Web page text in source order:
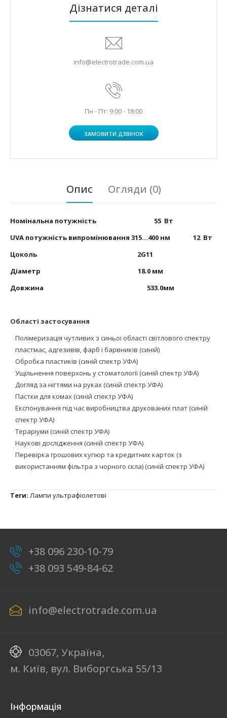
Дізнатися деталі
info@electrotrade.com.ua
Пн - Пт: 9:00 - 18:00
ЗАМОВИТИ ДЗВІНОК
Опис Огляди (0)
Номінальна потужність 55 Вт
UVA потужність випромінювання 315...400 нм 12 Вт
Цоколь 2G11
Діаметр 18.0 мм
Довжина 533.0мм
Області застосування
Полімеризація чутливих з синьої області світлового спектру
пластмас, адгезивів, фарб і барвників (синій)
Обробка пластиків (синій спектр УФА)
Ущільнення поверхонь у стоматології (синій спектр УФА)
Догляд за нігтями на руках (синій спектр УФА)
Пастки для комах (синій спектр УФА)
Експонування під час виробництва друкованих плат (синій
спектр УФА)
Тераріуми (синій спектр УФА)
Наукові дослідження (синій спектр УФА)
Перевірка грошових купюр та кредитних карток (з
використанням фільтра з чорного скла) (синій спектр УФА)
Теги: Лампи ультрафіолетові
+38 096 230-10-79
+38 093 549-84-62
info@electrotrade.com.ua
03067, Україна,
м. Київ, вул. Виборгська 55/13
Інформація